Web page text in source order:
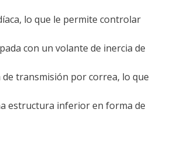
lo que le permite controlar
con un volante de inercia de
de transmisión por correa, lo que
estructura inferior en forma de